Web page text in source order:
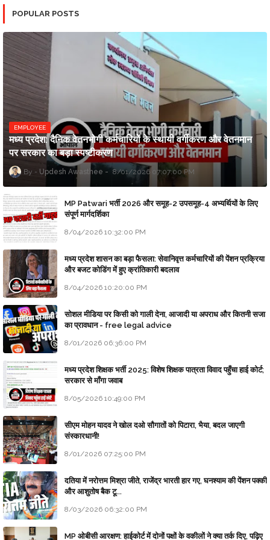
POPULAR POSTS
EMPLOYEE
मध्य प्रदेश: दैनिक वेतनभोगी कर्मचारियों के स्थायी वर्गीकरण और वेतनमान
पर सरकार का बड़ा स्पष्टीकरण
Updesh Awasthee 8/01/2026 07:07:00 PM
MP Patwari भर्ती 2026 और समूह-2 उपसमूह-4 अभ्यर्थियों के लिए
संपूर्ण मार्गदर्शिका
8/04/2026 10:32:00 PM
मध्य प्रदेश शासन का बड़ा फैसला: सेवानिवृत्त कर्मचारियों की पेंशन प्रक्रिया
और बजट कोडिंग में हुए क्रांतिकारी बदलाव
8/04/2026 10:20:00 PM
सोशल मीडिया पर किसी को गाली देना, आजादी या अपराध और कितनी सजा
का प्रावधान - free legal advice
8/01/2026 06:36:00 PM
मध्य प्रदेश शिक्षक भर्ती 2025: विशेष शिक्षक पात्रता विवाद पहुँचा हाई कोर्ट;
सरकार से माँगा जवाब
8/05/2026 10:49:00 PM
सीएम मोहन यादव ने खोल दओ सौगातों को पिटारा, भैया, बदल जाएगी
संस्कारधानी!
8/01/2026 07:25:00 PM
दतिया में नरोत्तम मिश्रा जीते, राजेंद्र भारती हार गए, घनश्याम की पेंशन पक्की
और आशुतोष बैक टू...
8/03/2026 06:32:00 PM
MP ओबीसी आरक्षण: हाईकोर्ट में दोनों पक्षों के वकीलों ने क्या तर्क दिए, पढ़िए